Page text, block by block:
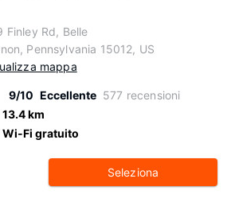
Finley Rd, Belle
Pennsylvania 15012, US
mappa
9/10 Eccellente 577 recensioni
13.4 km
Wi-Fi gratuito
Seleziona